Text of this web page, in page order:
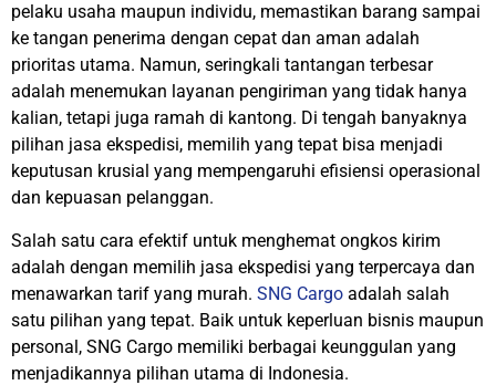
pelaku usaha maupun individu, memastikan barang sampai
ke tangan penerima dengan cepat dan aman adalah
prioritas utama. Namun, seringkali tantangan terbesar
adalah menemukan layanan pengiriman yang tidak hanya
kalian, tetapi juga ramah di kantong. Di tengah banyaknya
pilihan jasa ekspedisi, memilih yang tepat bisa menjadi
keputusan krusial yang mempengaruhi efisiensi operasional
dan kepuasan pelanggan.
Salah satu cara efektif untuk menghemat ongkos kirim
adalah dengan memilih jasa ekspedisi yang terpercaya dan
menawarkan tarif yang murah. SNG Cargo adalah salah
satu pilihan yang tepat. Baik untuk keperluan bisnis maupun
personal, SNG Cargo memiliki berbagai keunggulan yang
menjadikannya pilihan utama di Indonesia.